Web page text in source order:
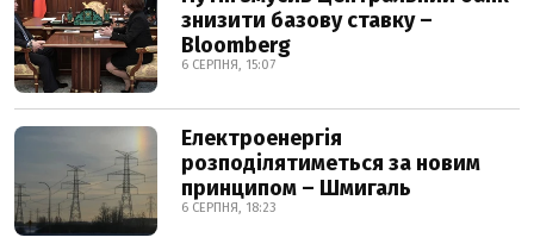
знизити базову ставку –
Bloomberg
6 СЕРПНЯ, 15:07
Електроенергія
розподілятиметься за новим
принципом – Шмигаль
6 СЕРПНЯ, 18:23